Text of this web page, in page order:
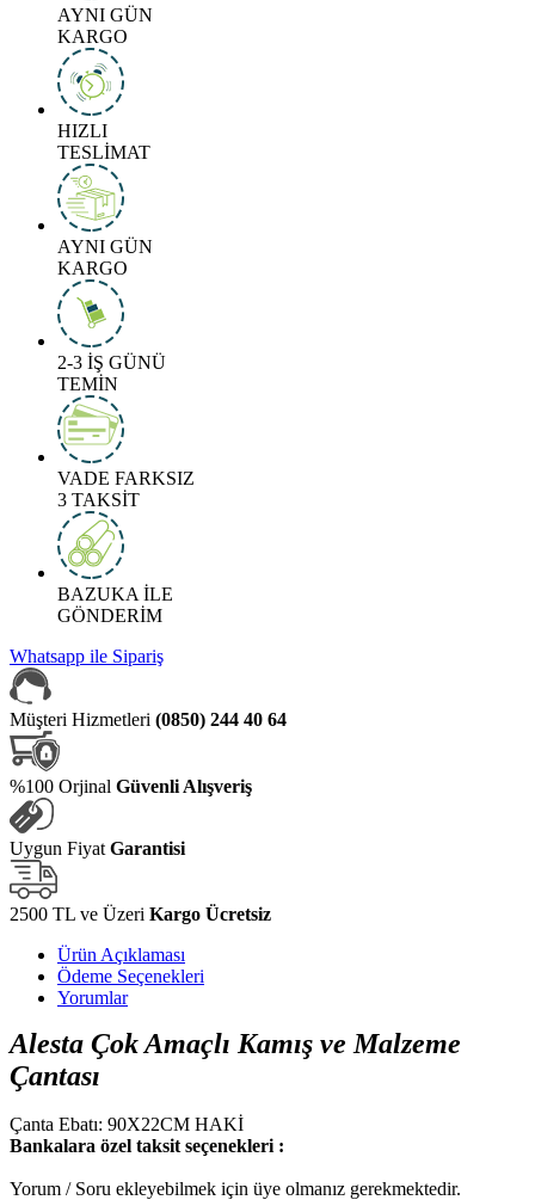
AYNI GÜN
KARGO
HIZLI
TESLİMAT
AYNI GÜN
KARGO
2-3 İŞ GÜNÜ
TEMİN
VADE FARKSIZ
3 TAKSİT
BAZUKA İLE
GÖNDERİM
Whatsapp ile Sipariş
Müşteri Hizmetleri (0850) 244 40 64
%100 Orjinal Güvenli Alışveriş
Uygun Fiyat Garantisi
2500 TL ve Üzeri Kargo Ücretsiz
Ürün Açıklaması
Ödeme Seçenekleri
Yorumlar
Alesta Çok Amaçlı Kamış ve Malzeme
Çantası
Çanta Ebatı: 90X22CM HAKİ
Bankalara özel taksit seçenekleri :
Yorum / Soru ekleyebilmek için üye olmanız gerekmektedir.